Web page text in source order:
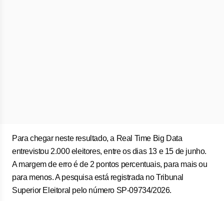
Para chegar neste resultado, a Real Time Big Data
entrevistou 2.000 eleitores, entre os dias 13 e 15 de junho.
A margem de erro é de 2 pontos percentuais, para mais ou
para menos. A pesquisa está registrada no Tribunal
Superior Eleitoral pelo número SP-09734/2026.